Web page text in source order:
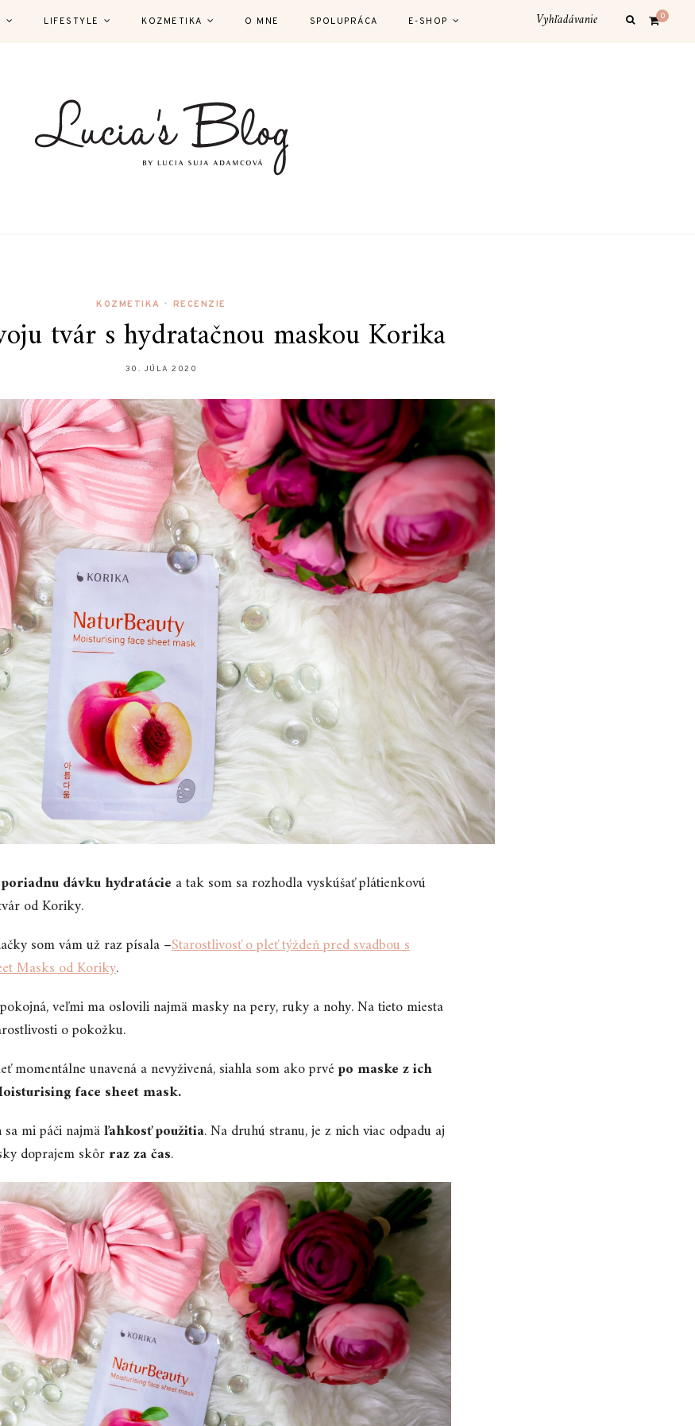
LIFESTYLE KOZMETIKA O MNE SPOLUPRÁCA E-SHOP 0
KOZMETIKA • RECENZIE
tvár s hydratačnou maskou Korika
30. JÚLA 2020
poriadnu dávku hydratácie a tak som sa rozhodla vyskúšať plátienkovú
od Koriky.
som vám už raz písala –Starostlivosť o pleť týždeň pred svadbou s
Masks od Koriky.
veľmi ma oslovili najmä masky na pery, ruky a nohy. Na tieto miesta
o pokožku.
momentálne unavená a nevyživená, siahla som ako prvépo maske z ich
face sheet mask.
mi páči najmäľahkosť použitia. Na druhú stranu, je z nich viac odpadu aj
doprajem skôrraz za čas.